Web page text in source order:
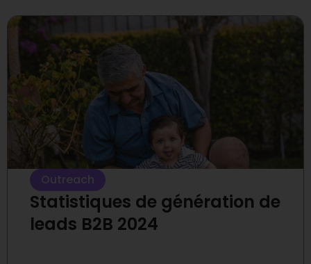
Outreach
Statistiques de génération de
leads B2B 2024